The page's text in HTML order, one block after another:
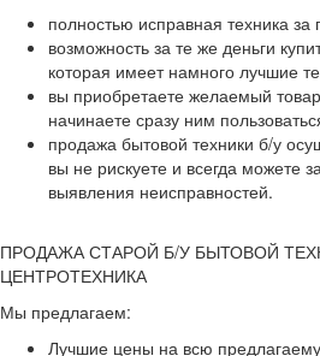
полностью исправная техника
возможность за те же деньги
которая имеет намного лучшие
вы приобретаете желаемый
начинаете сразу ним
продажа бытовой техники б/у
вы не рискуете и всегда можете
выявления неисправностей.
ПРОДАЖА СТАРОЙ Б/У БЫТОВОЙ
ЦЕНТРОТЕХНИКА
Мы предлагаем:
Лучшие цены на всю